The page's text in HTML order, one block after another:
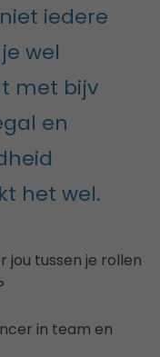
iedere
wel
met bijv
en
het wel.
jou tussen je rollen
in team en